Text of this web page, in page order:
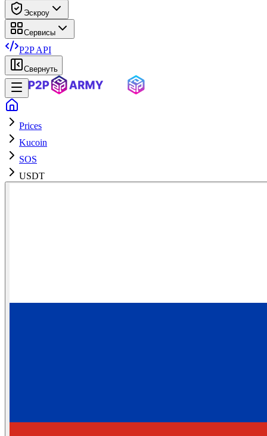
Эскроу
Сервисы
P2P API
Свернуть
Prices
Kucoin
SOS
USDT